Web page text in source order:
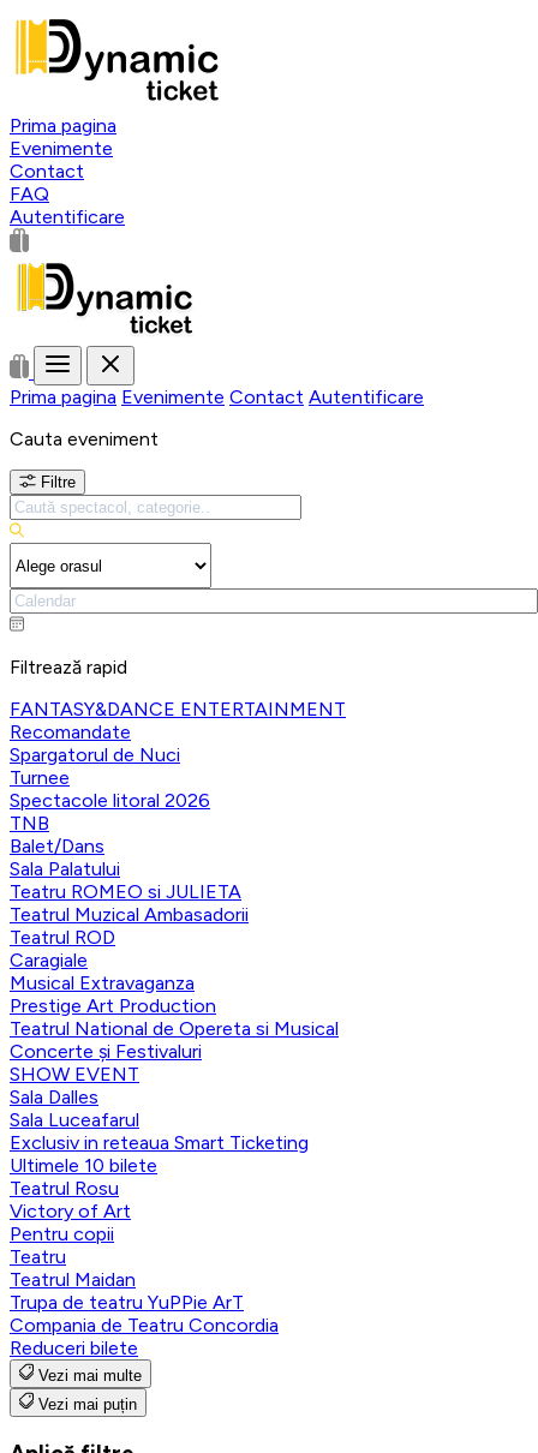
Prima pagina
Evenimente
Contact
FAQ
Autentificare
Prima pagina Evenimente Contact Autentificare
Cauta eveniment
Filtre
Filtrează rapid
FANTASY&DANCE ENTERTAINMENT
Recomandate
Spargatorul de Nuci
Turnee
Spectacole litoral 2026
TNB
Balet/Dans
Sala Palatului
Teatru ROMEO si JULIETA
Teatrul Muzical Ambasadorii
Teatrul ROD
Caragiale
Musical Extravaganza
Prestige Art Production
Teatrul National de Opereta si Musical
Concerte și Festivaluri
SHOW EVENT
Sala Dalles
Sala Luceafarul
Exclusiv in reteaua Smart Ticketing
Ultimele 10 bilete
Teatrul Rosu
Victory of Art
Pentru copii
Teatru
Teatrul Maidan
Trupa de teatru YuPPie ArT
Compania de Teatru Concordia
Reduceri bilete
Vezi mai multe
Vezi mai puțin